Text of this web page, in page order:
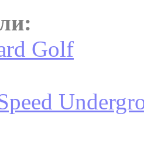
Golf